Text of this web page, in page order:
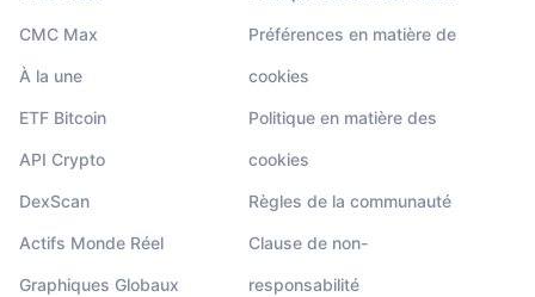
CMC Max
À la une
ETF Bitcoin
API Crypto
DexScan
Actifs Monde Réel
Graphiques Globaux
Préférences en matière de
cookies
Politique en matière des
cookies
Règles de la communauté
Clause de non-
responsabilité